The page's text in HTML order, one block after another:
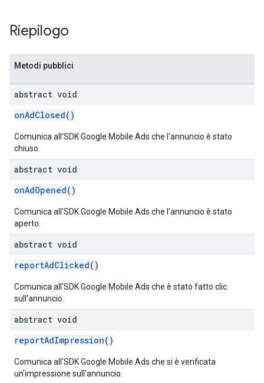
Riepilogo
Metodi pubblici
abstract void
onAdClosed()
Comunica all'SDK Google Mobile Ads che l'annuncio è stato
chiuso.
abstract void
onAdOpened()
Comunica all'SDK Google Mobile Ads che l'annuncio è stato
aperto.
abstract void
reportAdClicked()
Comunica all'SDK Google Mobile Ads che è stato fatto clic
sull'annuncio.
abstract void
reportAdImpression()
Comunica all'SDK Google Mobile Ads che si è verificata
un'impressione sull'annuncio.